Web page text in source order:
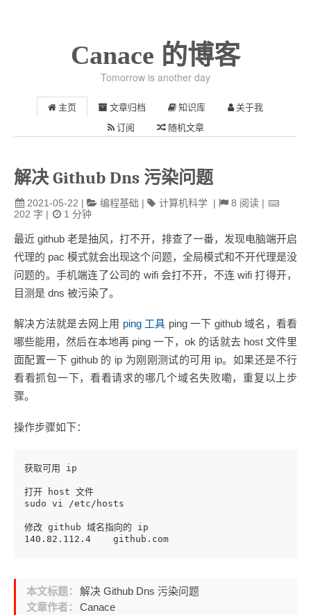
Canace 的博客
Tomorrow is another day
主页 文章归档 知识库 关于我
订阅 随机文章
解决 Github Dns 污染问题
2021-05-22 | 编程基础 | 计算机科学 | 8 阅读 |
202 字 | 1 分钟
最近 github 老是抽风，打不开，排查了一番，发现电脑端开启
代理的 pac 模式就会出现这个问题，全局模式和不开代理是没
问题的。手机端连了公司的 wifi 会打不开，不连 wifi 打得开，
目测是 dns 被污染了。
解决方法就是去网上用 ping 工具 ping 一下 github 域名，看看
哪些能用，然后在本地再 ping 一下，ok 的话就去 host 文件里
面配置一下 github 的 ip 为刚刚测试的可用 ip。如果还是不行
看看抓包一下，看看请求的哪几个域名失败嘞，重复以上步
骤。
操作步骤如下：
获取可用 ip
打开 host 文件
sudo vi /etc/hosts
修改 github 域名指向的 ip
140.82.112.4
    github.com
本文标题：
解决 Github Dns 污染问题
文章作者：
Canace